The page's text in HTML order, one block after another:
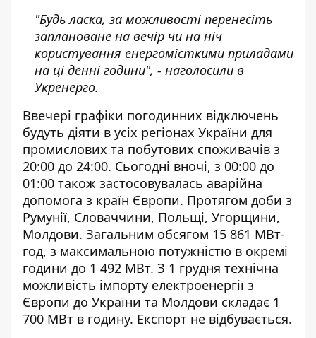
"Будь ласка, за можливості перенесіть
заплановане на вечір чи на ніч
користування енергомісткими приладами
на ці денні години", - наголосили в
Укренерго.
Ввечері графіки погодинних відключень
будуть діяти в усіх регіонах України для
промислових та побутових споживачів з
20:00 до 24:00. Сьогодні вночі, з 00:00 до
01:00 також застосовувалась аварійна
допомога з країн Європи. Протягом доби з
Румунії, Словаччини, Польщі, Угорщини,
Молдови. Загальним обсягом 15 861 МВт-
год, з максимальною потужністю в окремі
години до 1 492 МВт. З 1 грудня технічна
можливість імпорту електроенергії з
Європи до України та Молдови складає 1
700 МВт в годину. Експорт не відбувається.